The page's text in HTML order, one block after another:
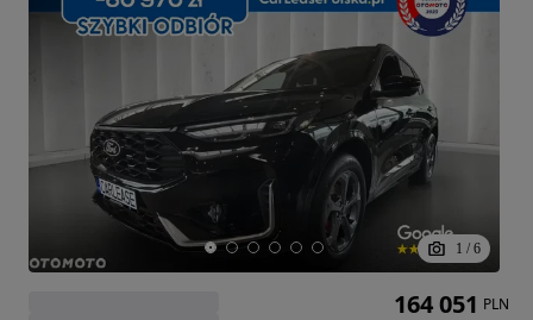
1 / 6
164 051 PLN